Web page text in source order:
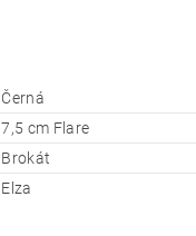
Černá
7,5 cm Flare
Brokát
Elza